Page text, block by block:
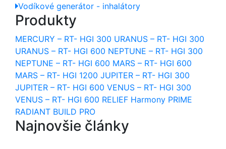
Vodíkové generátor - inhalátory
Produkty
MERCURY – RT- HGI 300 URANUS – RT- HGI 300
URANUS – RT- HGI 600 NEPTUNE – RT- HGI 300
NEPTUNE – RT- HGI 600 MARS – RT- HGI 600
MARS – RT- HGI 1200 JUPITER – RT- HGI 300
JUPITER – RT- HGI 600 VENUS – RT- HGI 300
VENUS – RT- HGI 600 RELIEF Harmony PRIME
RADIANT BUILD PRO
Najnovšie články